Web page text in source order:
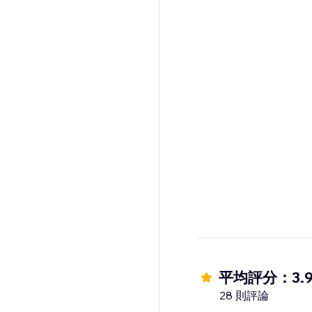
平均評分：3.9
28 則評論